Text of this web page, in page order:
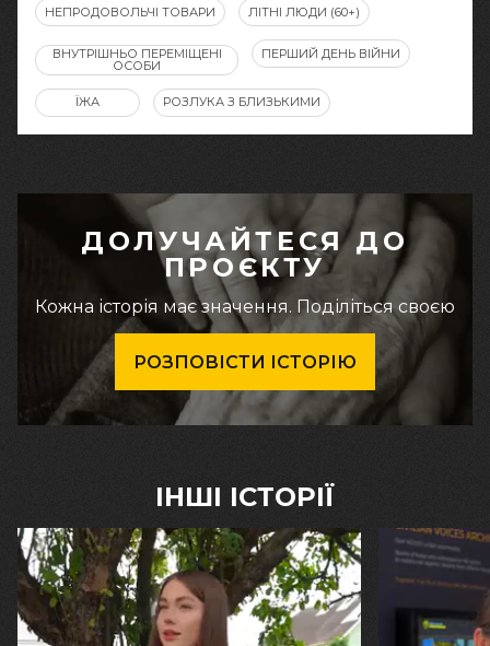
НЕПРОДОВОЛЬЧІ ТОВАРИ ЛІТНІ ЛЮДИ (60+)
ВНУТРІШНЬО ПЕРЕМІЩЕНІ
ОСОБИ
ПЕРШИЙ ДЕНЬ ВІЙНИ
ЇЖА РОЗЛУКА З БЛИЗЬКИМИ
ДОЛУЧАЙТЕСЯ ДО
ПРОЄКТУ
Кожна історія має значення. Поділіться своєю
РОЗПОВІСТИ ІСТОРІЮ
ІНШІ ІСТОРІЇ